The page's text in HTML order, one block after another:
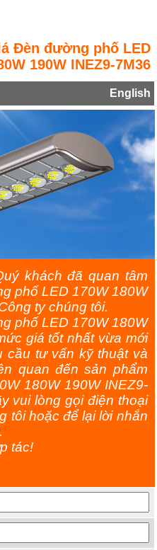
Đèn đường phố LED
190W INEZ9-7M36
English
khách đã quan tâm
phố LED 170W 180W
ty chúng tôi.
phố LED 170W 180W
giá tốt nhất vừa mới
cầu tư vấn kỹ thuật và
quan đến sản phẩm
180W 190W INEZ9-
vui lòng gọi điện thoại
tôi hoặc để lại lời nhắn
tác!